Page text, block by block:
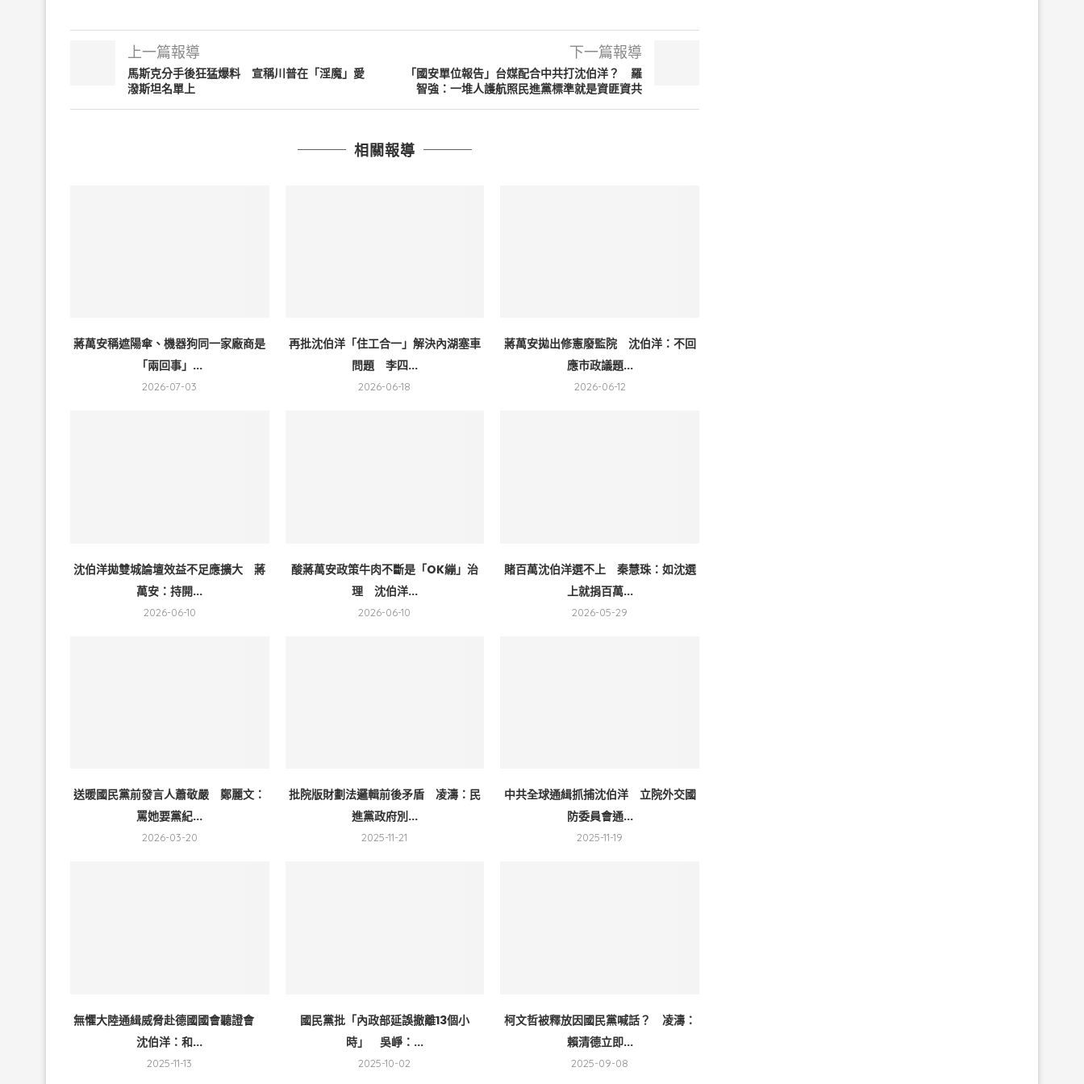
上一篇報導
馬斯克分手後狂猛爆料 宣稱川普在「淫魔」愛
潑斯坦名單上
下一篇報導
「國安單位報告」台媒配合中共打沈伯洋？ 羅
智強：一堆人護航照民進黨標準就是資匪資共
相關報導
蔣萬安稱遮陽傘、機器狗同一家廠商是
「兩回事」...
2026-07-03
再批沈伯洋「住工合一」解決內湖塞車
問題 李四...
2026-06-18
蔣萬安拋出修憲廢監院 沈伯洋：不回
應市政議題...
2026-06-12
沈伯洋拋雙城論壇效益不足應擴大 蔣
萬安：持開...
2026-06-10
酸蔣萬安政策牛肉不斷是「OK繃」治
理 沈伯洋...
2026-06-10
賭百萬沈伯洋選不上 秦慧珠：如沈選
上就捐百萬...
2026-05-29
送暖國民黨前發言人蕭敬嚴 鄭麗文：
罵她要黨紀...
2026-03-20
批院版財劃法邏輯前後矛盾 凌濤：民
進黨政府別...
2025-11-21
中共全球通緝抓捕沈伯洋 立院外交國
防委員會通...
2025-11-19
無懼大陸通緝威脅赴德國國會聽證會
沈伯洋：和...
2025-11-13
國民黨批「內政部延誤撤離13個小
時」 吳崢：...
2025-10-02
柯文哲被釋放因國民黨喊話？ 凌濤：
賴清德立即...
2025-09-08